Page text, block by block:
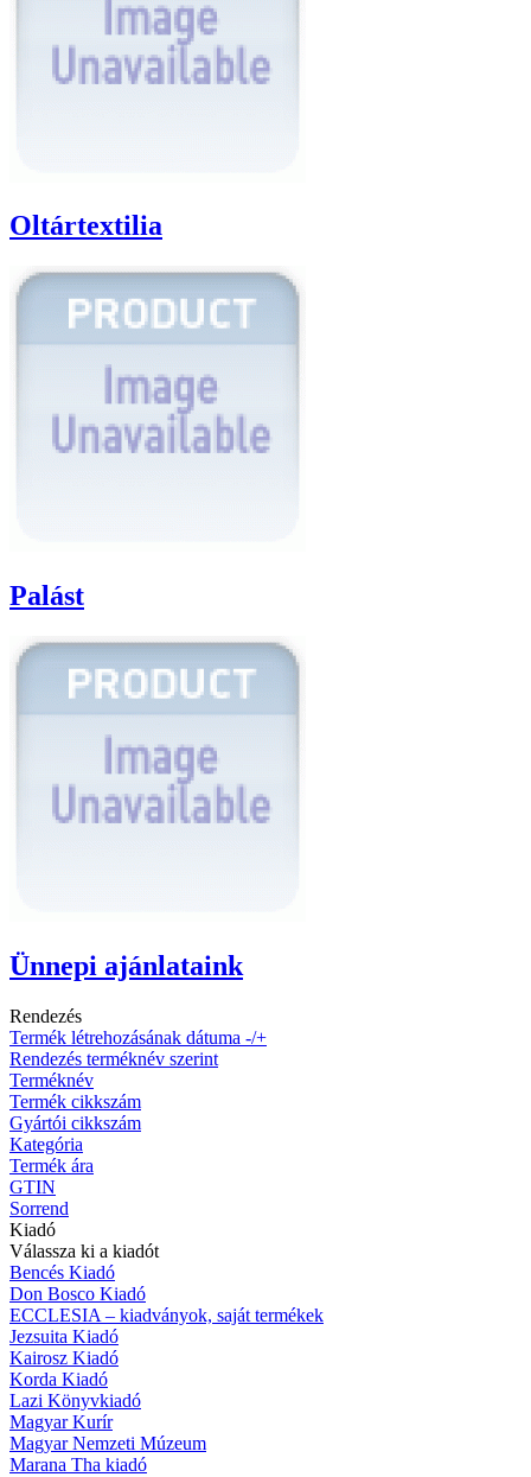
Oltártextilia
Palást
Ünnepi ajánlataink
Rendezés
Termék létrehozásának dátuma -/+
Rendezés terméknév szerint
Terméknév
Termék cikkszám
Gyártói cikkszám
Kategória
Termék ára
GTIN
Sorrend
Kiadó
Válassza ki a kiadót
Bencés Kiadó
Don Bosco Kiadó
ECCLESIA – kiadványok, saját termékek
Jezsuita Kiadó
Kairosz Kiadó
Korda Kiadó
Lazi Könyvkiadó
Magyar Kurír
Magyar Nemzeti Múzeum
Marana Tha kiadó